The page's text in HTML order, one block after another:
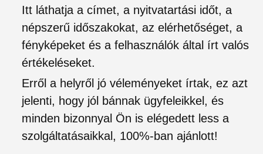
Itt láthatja a címet, a nyitvatartási időt, a
népszerű időszakokat, az elérhetőséget, a
fényképeket és a felhasználók által írt valós
értékeléseket.
Erről a helyről jó véleményeket írtak, ez azt
jelenti, hogy jól bánnak ügyfeleikkel, és
minden bizonnyal Ön is elégedett less a
szolgáltatásaikkal, 100%-ban ajánlott!